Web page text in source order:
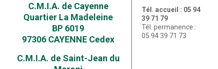
C.M.I.A. de Cayenne
Quartier La Madeleine
BP 6019
97306 CAYENNE Cedex
Tél. accueil : 05 94
39 71 79
Tél. permanence :
05 94 39 71 73
C.M.I.A. de Saint-Jean du